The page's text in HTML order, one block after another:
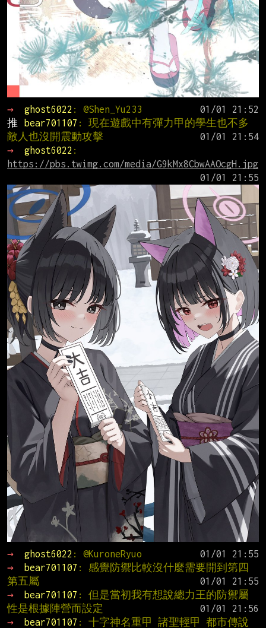
→ ghost6022 : @Shen_Yu233
推
bear701107 : 現在遊戲中有彈力甲的學生也不多
敵人也沒開震動攻擊
→
ghost6022
https://pbs.twimg.com/media/G9kMx8CbwAAOcgH.jpg
→ ghost6022 : @KuroneRyuo
→
bear701107 : 感覺防禦比較沒什麼需要開到第四
第五屬
→
bear701107 : 但是當初我有想說總力王的防禦屬
性是根據陣營而設定
→
bear701107 : 十字神名重甲 諸聖輕甲 都市傳說